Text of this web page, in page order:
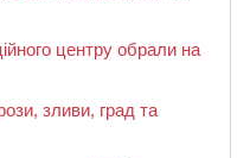
центру обрали на
зливи, град та